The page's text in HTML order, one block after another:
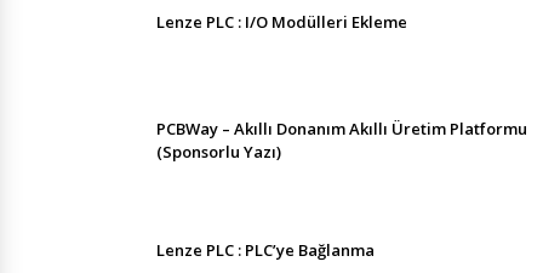
Lenze PLC : I/O Modülleri Ekleme
PCBWay – Akıllı Donanım Akıllı Üretim Platformu
(Sponsorlu Yazı)
Lenze PLC : PLC’ye Bağlanma